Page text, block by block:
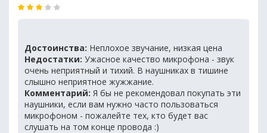
Достоинства: Неплохое звучание, низкая цена
Недостатки: Ужасное качество микрофона - звук
очень неприятный и тихий. В наушниках в тишине
слышно неприятное жужжание.
Комментарий: Я бы не рекомендовал покупать эти
наушники, если вам нужно часто пользоваться
микрофоном - пожалейте тех, кто будет вас
слушать на том конце провода :)